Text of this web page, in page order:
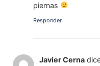
piernas
Responder
Javier Cerna